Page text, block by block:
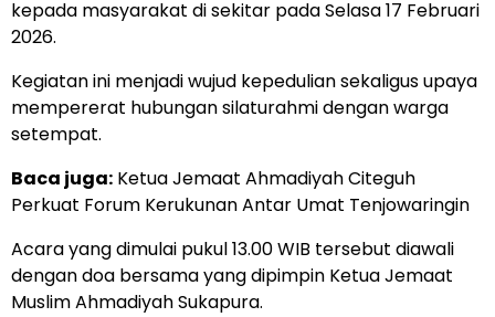
kepada masyarakat di sekitar pada Selasa 17 Februari
2026.
Kegiatan ini menjadi wujud kepedulian sekaligus upaya
mempererat hubungan silaturahmi dengan warga
setempat.
Baca juga: Ketua Jemaat Ahmadiyah Citeguh
Perkuat Forum Kerukunan Antar Umat Tenjowaringin
Acara yang dimulai pukul 13.00 WIB tersebut diawali
dengan doa bersama yang dipimpin Ketua Jemaat
Muslim Ahmadiyah Sukapura.